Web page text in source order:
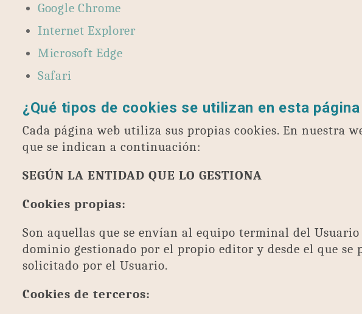
Google Chrome
Internet Explorer
Microsoft Edge
Safari
¿Qué tipos de cookies se utilizan en esta página
Cada página web utiliza sus propias cookies. En nuestra
que se indican a continuación:
SEGÚN LA ENTIDAD QUE LO GESTIONA
Cookies propias:
Son aquellas que se envían al equipo terminal del Usuario
dominio gestionado por el propio editor y desde el que se
solicitado por el Usuario.
Cookies de terceros: